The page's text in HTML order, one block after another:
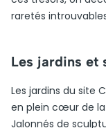
raretés
Les jardins et
Les jardins du site
en plein cœur de la
Jalonnés de